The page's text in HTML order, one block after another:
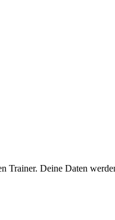
Trainer. Deine Daten